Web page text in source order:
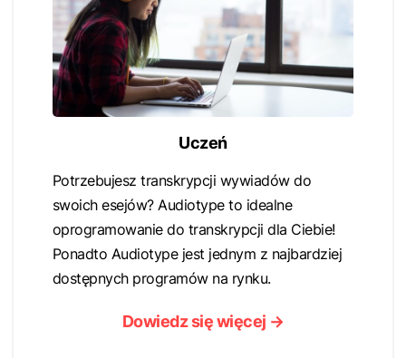
Uczeń
Potrzebujesz transkrypcji wywiadów do
swoich esejów? Audiotype to idealne
oprogramowanie do transkrypcji dla Ciebie!
Ponadto Audiotype jest jednym z najbardziej
dostępnych programów na rynku.
Dowiedz się więcej →